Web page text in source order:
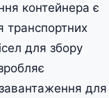
контейнера є
для збору
для